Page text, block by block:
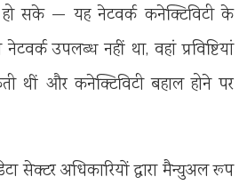
सके — यह नेटवर्क कनेक्टिविटी के
उपलब्ध नहीं था, वहां प्रविष्टियां
थीं और कनेक्टिविटी बहाल होने पर
सेक्टर अधिकारियों द्वारा मैन्युअल रूप